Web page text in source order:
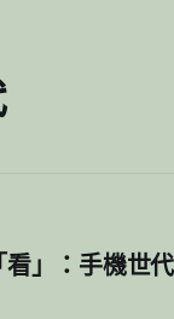
」：手機世